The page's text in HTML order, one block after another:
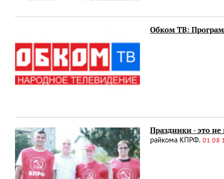
Обком ТВ:
Праздники - это не
райкома КПРФ. 01.08